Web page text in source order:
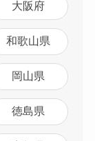
大阪府
和歌山県
岡山県
徳島県